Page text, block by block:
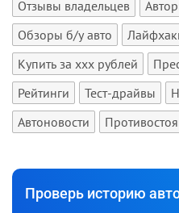
Отзывы владельцев
Обзоры б/у авто
Купить за xxx рублей
Рейтинги
Тест-драйвы
Автоновости
Проверь историю